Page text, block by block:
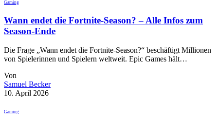
Gaming
Wann endet die Fortnite-Season? – Alle Infos zum
Season-Ende
Die Frage „Wann endet die Fortnite-Season?“ beschäftigt Millionen
von Spielerinnen und Spielern weltweit. Epic Games hält…
Von
Samuel Becker
10. April 2026
Gaming